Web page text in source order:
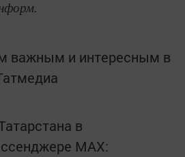
важным и интересным в
в
MАХ: